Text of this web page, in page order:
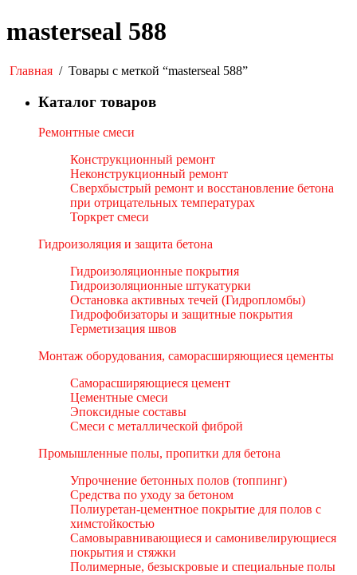
masterseal 588
Главная / Товары с меткой “masterseal 588”
Каталог товаров
Ремонтные смеси
Конструкционный ремонт
Неконструкционный ремонт
Сверхбыстрый ремонт и восстановление бетона
при отрицательных температурах
Торкрет смеси
Гидроизоляция и защита бетона
Гидроизоляционные покрытия
Гидроизоляционные штукатурки
Остановка активных течей (Гидропломбы)
Гидрофобизаторы и защитные покрытия
Герметизация швов
Монтаж оборудования, саморасширяющиеся цементы
Саморасширяющиеся цемент
Цементные смеси
Эпоксидные составы
Смеси с металлической фиброй
Промышленные полы, пропитки для бетона
Упрочнение бетонных полов (топпинг)
Средства по уходу за бетоном
Полиуретан-цементное покрытие для полов с
химстойкостью
Самовыравнивающиеся и самонивелирующиеся
покрытия и стяжки
Полимерные, безыскровые и специальные полы